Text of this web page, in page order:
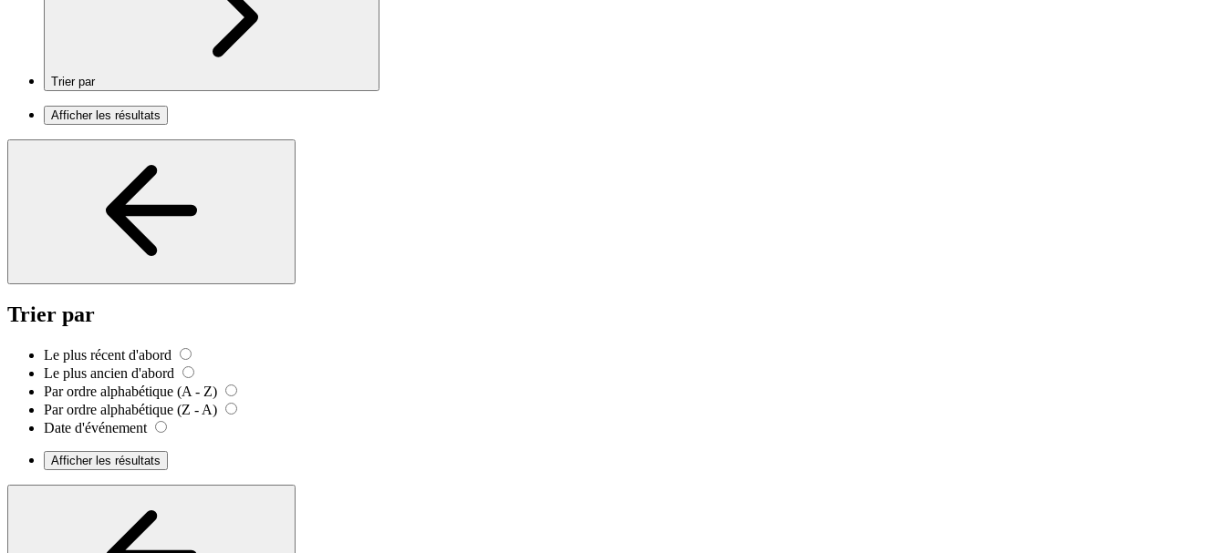
Trier par
Afficher les résultats
Trier par
Le plus récent d'abord
Le plus ancien d'abord
Par ordre alphabétique (A - Z)
Par ordre alphabétique (Z - A)
Date d'événement
Afficher les résultats